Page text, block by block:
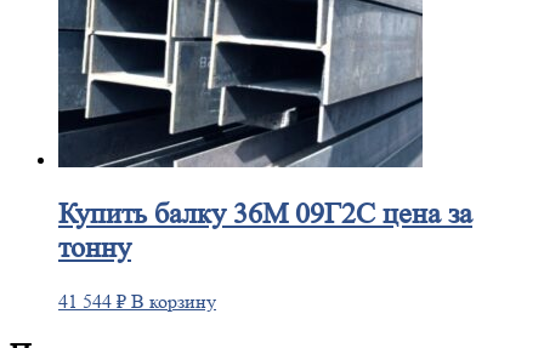
Купитьбалку 36М 09Г2С цена за
тонну
41 544 ₽ В корзину